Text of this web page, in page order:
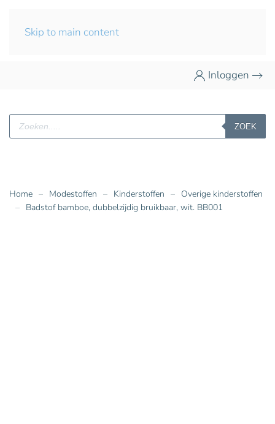
Skip to main content
Inloggen
Producten
zoeken
ZOEK
Home Modestoffen Kinderstoffen
Overige kinderstoffen
Badstof bamboe, dubbelzijdig bruikbaar, wit. BB001